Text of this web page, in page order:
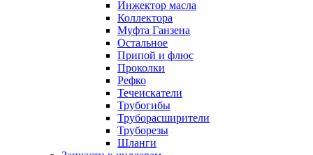
Инжектор масла
Коллектора
Муфта Ганзена
Остальное
Припой и флюс
Проколки
Рефко
Течеискатели
Трубогибы
Труборасширители
Труборезы
Шланги